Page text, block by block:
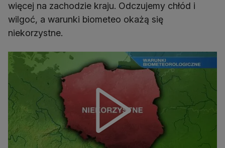
więcej na zachodzie kraju. Odczujemy chłód i
wilgoć, a warunki biometeo okażą się
niekorzystne.